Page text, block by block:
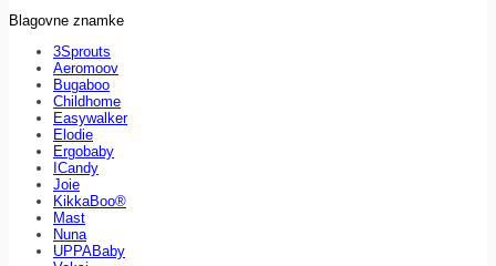
Blagovne znamke
3Sprouts
Aeromoov
Bugaboo
Childhome
Easywalker
Elodie
Ergobaby
ICandy
Joie
KikkaBoo®
Mast
Nuna
UPPABaby